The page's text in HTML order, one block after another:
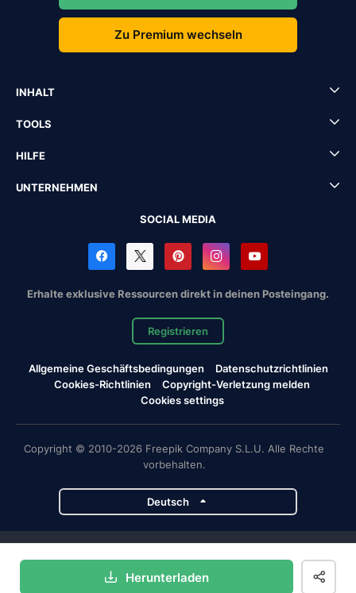
Herunterladen
Zu Premium wechseln
INHALT
TOOLS
HILFE
UNTERNEHMEN
SOCIAL MEDIA
Erhalte exklusive Ressourcen direkt in deinen Posteingang.
Registrieren
Allgemeine Geschäftsbedingungen
Datenschutzrichtlinien
Cookies-Richtlinien
Copyright-Verletzung melden
Cookies settings
Copyright © 2010-2026 Freepik Company S.L.U. Alle Rechte
vorbehalten.
Deutsch
Magnific Flaticon